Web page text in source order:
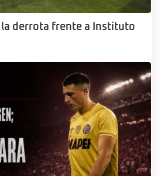
la derrota frente a Instituto